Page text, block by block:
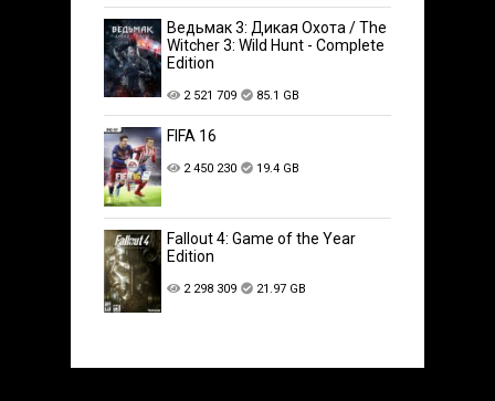
Ведьмак 3: Дикая Охота / The
Witcher 3: Wild Hunt - Complete
Edition
2 521 709 85.1 GB
FIFA 16
2 450 230 19.4 GB
Fallout 4: Game of the Year
Edition
2 298 309 21.97 GB